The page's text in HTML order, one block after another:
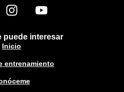
puede interesar
Inicio
entrenamiento